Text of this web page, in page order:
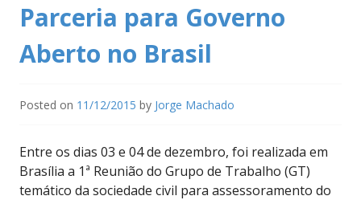
Parceria para Governo
Aberto no Brasil
Posted on 11/12/2015 by Jorge Machado
Entre os dias 03 e 04 de dezembro, foi realizada em
Brasília a 1ª Reunião do Grupo de Trabalho (GT)
temático da sociedade civil para assessoramento do